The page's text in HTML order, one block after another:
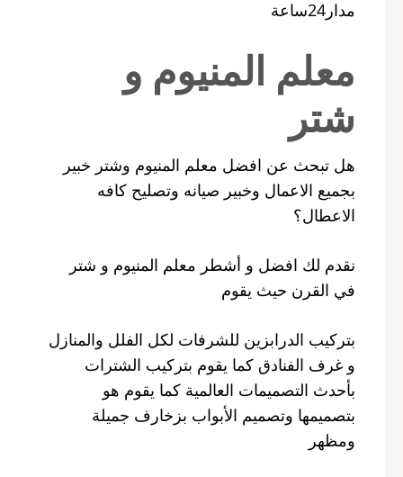
مدار24ساعة
معلم المنيوم و
شتر
هل تبحث عن افضل معلم المنيوم وشتر خبير
بجميع الاعمال وخبير صيانه وتصليح كافه
الاعطال؟
نقدم لك افضل و أشطر معلم المنيوم و شتر
في القرن حيث يقوم
بتركيب الدرابزين للشرفات لكل الفلل والمنازل
و غرف الفنادق كما يقوم بتركيب الشترات
بأحدث التصميمات العالمية كما يقوم هو
بتصميمها وتصميم الأبواب بزخارف جميلة
ومظهر